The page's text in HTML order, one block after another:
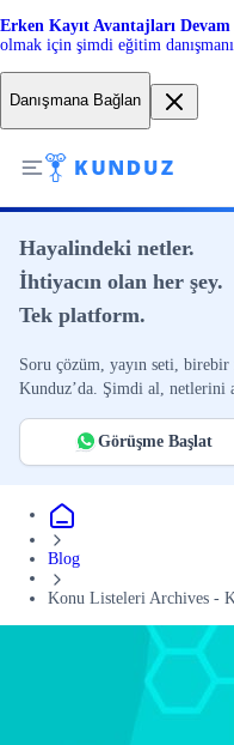
Erken Kayıt Avantajları
olmak için şimdi eğitim
Danışmana Bağlan
Hayalindeki netler.
İhtiyacın olan her şey.
Tek platform.
Soru çözüm, yayın seti, birebir
Kunduz’da. Şimdi al, netlerini
Görüşme Başlat
Blog
Konu Listeleri Archives -